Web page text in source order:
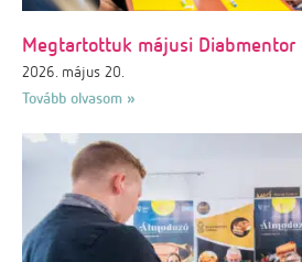
Megtartottuk májusi Diabmentor
2026. május 20.
Tovább olvasom »